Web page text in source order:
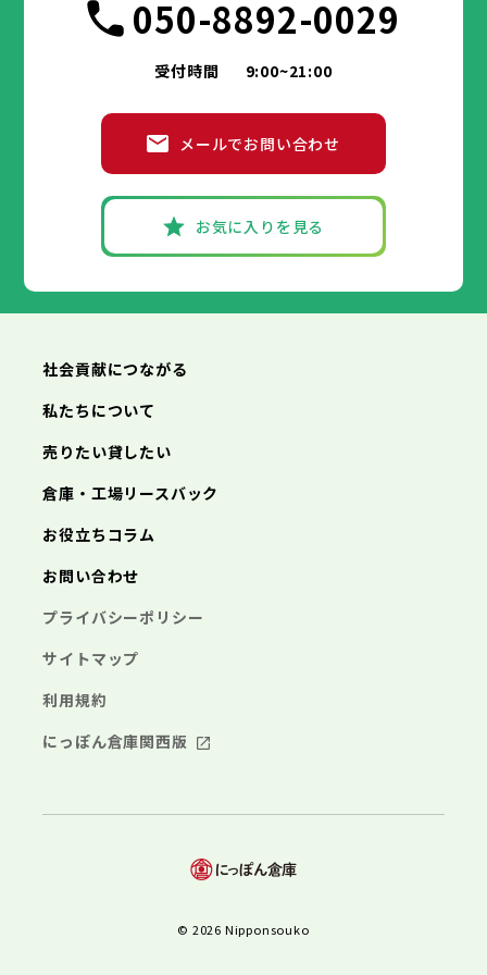
050-8892-0029
受付時間 9:00~21:00
メールでお問い合わせ
お気に入りを見る
社会貢献につながる
私たちについて
売りたい貸したい
倉庫・工場リースバック
お役立ちコラム
お問い合わせ
プライバシーポリシー
サイトマップ
利用規約
にっぽん倉庫関西版
© 2026 Nipponsouko